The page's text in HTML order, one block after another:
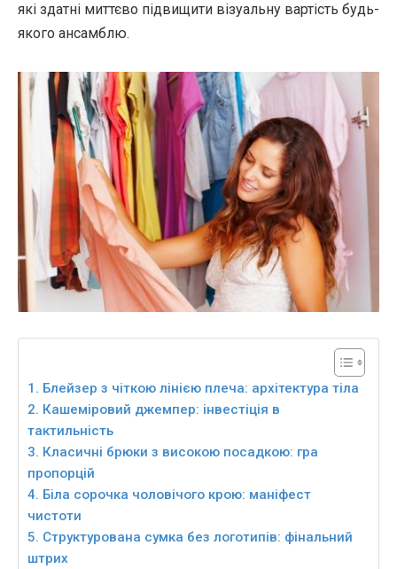
які здатні миттєво підвищити візуальну вартість будь-
якого ансамблю.
1. Блейзер з чіткою лінією плеча: архітектура тіла
2. Кашеміровий джемпер: інвестіція в
тактильність
3. Класичні брюки з високою посадкою: гра
пропорцій
4. Біла сорочка чоловічого крою: маніфест
чистоти
5. Структурована сумка без логотипів: фінальний
штрих